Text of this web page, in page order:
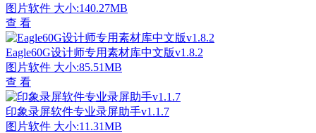
图片软件 大小:140.27MB
查 看
Eagle60G设计师专用素材库中文版v1.8.2
图片软件 大小:85.51MB
查 看
印象录屏软件专业录屏助手v1.1.7
图片软件 大小:11.31MB